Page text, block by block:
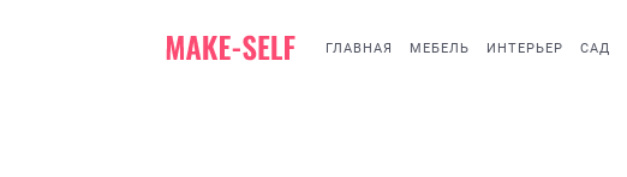
ГЛАВНАЯ МЕБЕЛЬ ИНТЕРЬЕР САД